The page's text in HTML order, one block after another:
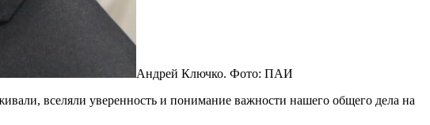
Андрей Ключко. Фото: ПАИ
вселяли уверенность и понимание важности нашего общего дела на